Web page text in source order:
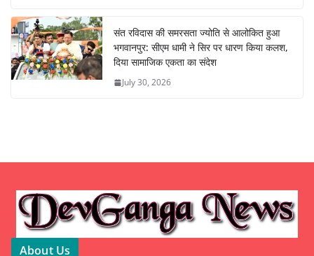
संत रविदास की समरसता ज्योति से आलोकित हुआ
भगवानपुर: सीएम धामी ने सिर पर धारण किया कलश,
दिया सामाजिक एकता का संदेश
July 30, 2026
About Us